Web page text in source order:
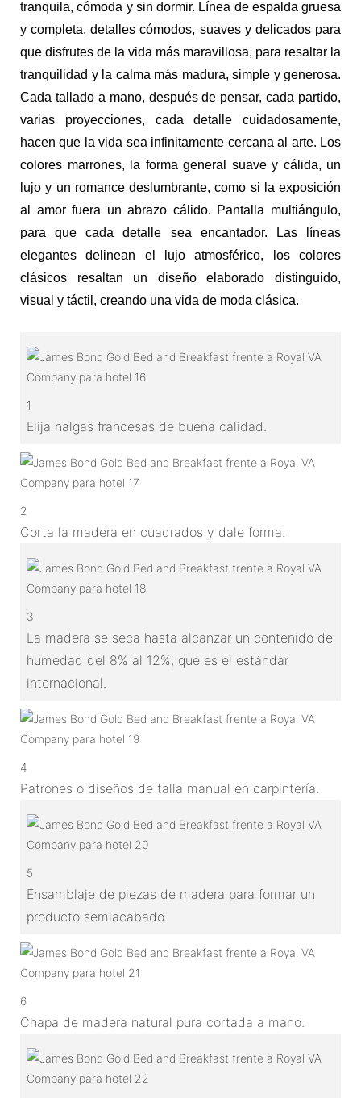
tranquila, cómoda y sin dormir. Línea de espalda gruesa
y completa, detalles cómodos, suaves y delicados para
que disfrutes de la vida más maravillosa, para resaltar la
tranquilidad y la calma más madura, simple y generosa.
Cada tallado a mano, después de pensar, cada partido,
varias proyecciones, cada detalle cuidadosamente,
hacen que la vida sea infinitamente cercana al arte. Los
colores marrones, la forma general suave y cálida, un
lujo y un romance deslumbrante, como si la exposición
al amor fuera un abrazo cálido. Pantalla multiángulo,
para que cada detalle sea encantador. Las líneas
elegantes delinean el lujo atmosférico, los colores
clásicos resaltan un diseño elaborado distinguido,
visual y táctil, creando una vida de moda clásica.
1
Elija nalgas francesas de buena calidad.
2
Corta la madera en cuadrados y dale forma.
3
La madera se seca hasta alcanzar un contenido de
humedad del 8% al 12%, que es el estándar
internacional.
4
Patrones o diseños de talla manual en carpintería.
5
Ensamblaje de piezas de madera para formar un
producto semiacabado.
6
Chapa de madera natural pura cortada a mano.